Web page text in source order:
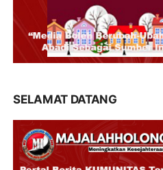
SELAMAT DATANG